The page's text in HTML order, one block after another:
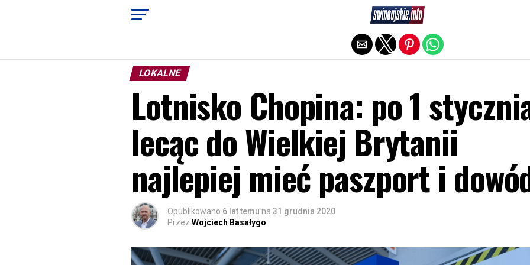
LOKALNE
Lotnisko Chopina: po 1
lecąc do Wielkiej Brytanii
najlepiej mieć paszport i
Opublikowano 6 lat temu na 31 grudnia 2020
Przez Wojciech Basałygo
Exit mobile version